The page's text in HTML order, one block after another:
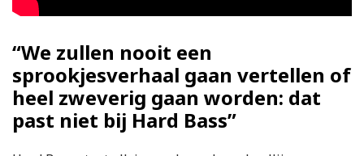
“We zullen nooit een
sprookjesverhaal gaan vertellen of
heel zweverig gaan worden: dat
past niet bij Hard Bass”